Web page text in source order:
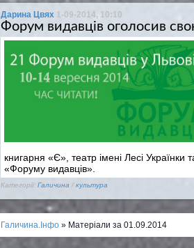
Дарина Цвях 1-09-2014, 10:10
Форум видавців оголосив
книгарня «Є», театр імені Лесі
«Форуму видавців».
Категорії: Галичина / культура
Галичина.Інфо » Матеріали за 01.09.2014